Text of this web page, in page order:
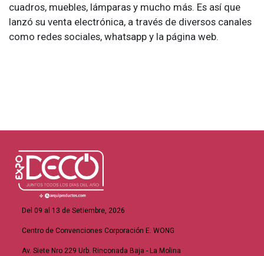
cuadros, muebles, lámparas y mucho más. Es así que
lanzó su venta electrónica, a través de diversos canales
como redes sociales, whatsapp y la página web.
Del 09 al 13 de Setiembre, 2026
Centro de Convenciones Corporación E. WONG
Av. Siete Nro 229 Urb. Rinconada Baja - La Molina